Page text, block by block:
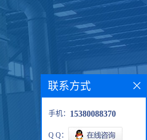
联系方式
手机： 15380088370
Q Q：